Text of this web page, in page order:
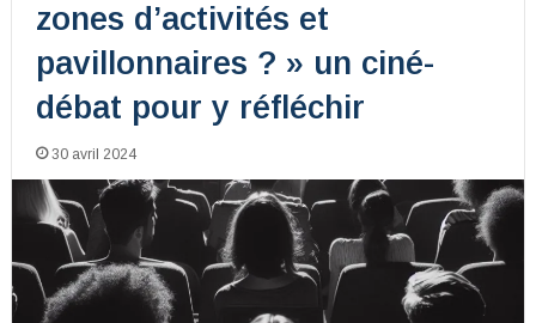
zones d’activités et
pavillonnaires ? » un ciné-
débat pour y réfléchir
30 avril 2024